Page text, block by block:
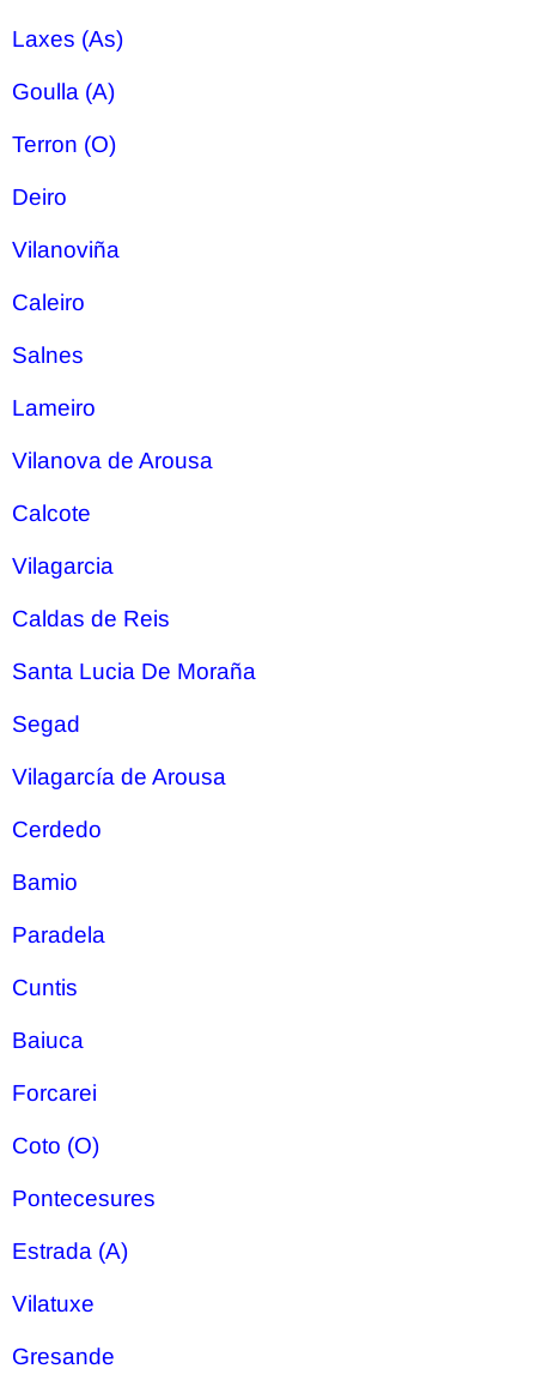
Laxes (As)
Goulla (A)
Terron (O)
Deiro
Vilanoviña
Caleiro
Salnes
Lameiro
Vilanova de Arousa
Calcote
Vilagarcia
Caldas de Reis
Santa Lucia De Moraña
Segad
Vilagarcía de Arousa
Cerdedo
Bamio
Paradela
Cuntis
Baiuca
Forcarei
Coto (O)
Pontecesures
Estrada (A)
Vilatuxe
Gresande